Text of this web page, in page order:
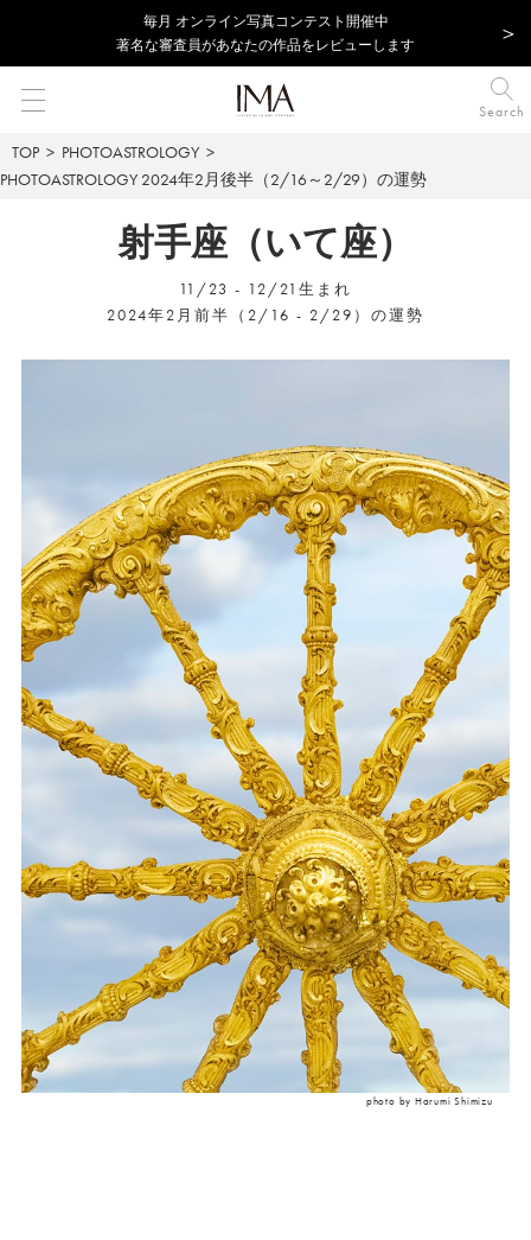
毎⽉ オンライン写真コンテスト開催中
著名な審査員があなたの作品をレビューします
Search
TOP
PHOTOASTROLOGY
PHOTOASTROLOGY 2024年2月後半（2/16～2/29）の運勢
射手座（いて座）
11/23 - 12/21生まれ
2024年2月前半（2/16 - 2/29）の運勢
photo by Harumi Shimizu